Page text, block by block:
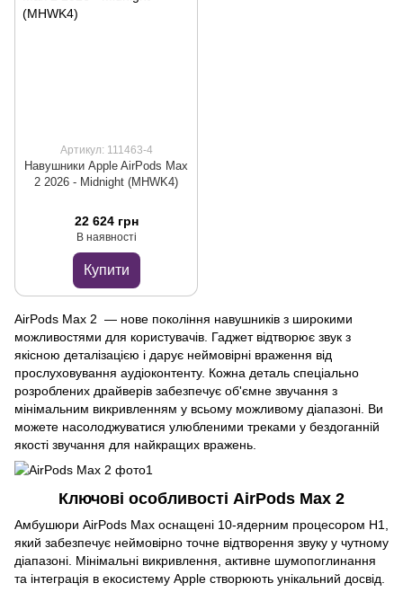
Артикул: 111463-4
Навушники Apple AirPods Max
2 2026 - Midnight (MHWK4)
22 624 грн
В наявності
Купити
AirPods Max 2 — нове покоління навушників з широкими
можливостями для користувачів. Гаджет відтворює звук з
якісною деталізацією і дарує неймовірні враження від
прослуховування аудіоконтенту. Кожна деталь спеціально
розроблених драйверів забезпечує об'ємне звучання з
мінімальним викривленням у всьому можливому діапазоні. Ви
можете насолоджуватися улюбленими треками у бездоганній
якості звучання для найкращих вражень.
Ключові особливості AirPods Max 2
Амбушюри AirPods Max оснащені 10-ядерним процесором H1,
який забезпечує неймовірно точне відтворення звуку у чутному
діапазоні. Мінімальні викривлення, активне шумопоглинання
та інтеграція в екосистему Apple створюють унікальний досвід.